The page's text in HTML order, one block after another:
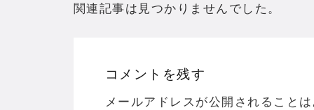
Powered by livedoor 相互RSS
関連記事は見つかりませんでした。
コメントを残す
メールアドレスが公開されること